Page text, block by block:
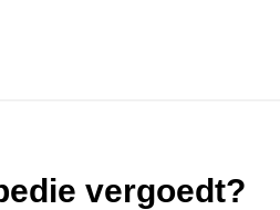
vergoedt?